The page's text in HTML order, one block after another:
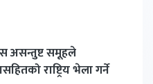
असन्तुष्ट समूहले
राष्ट्रिय भेला गर्ने